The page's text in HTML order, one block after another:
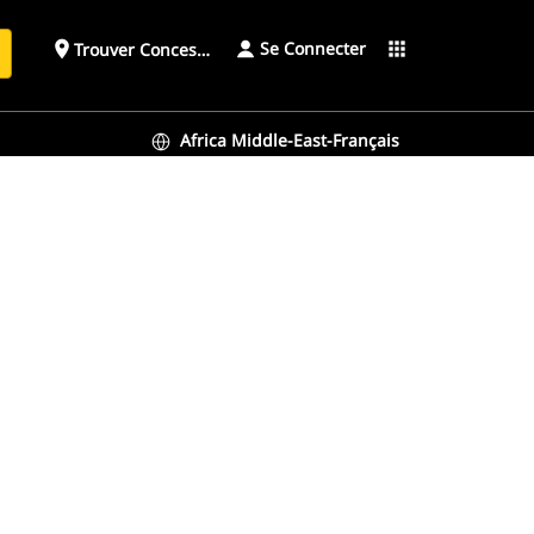
place Trouver ConcessionnaireSe Connecter apps
Africa Middle-East-Français